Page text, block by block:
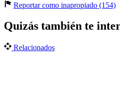
Reportar como inapropiado (154)
Quizás también te
Relacionados